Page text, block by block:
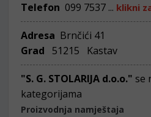
Telefon 099 7537 ... klikni
Adresa Brnčići 41
Grad
51215 Kastav
"S. G. STOLARIJA d.o.o." se
kategorijama
Proizvodnja namještaja